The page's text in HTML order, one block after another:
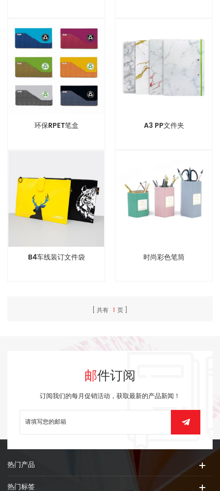
环保RPET笔盒 A3 PP文件夹
B4车线装订文件袋 时尚彩色笔筒
共有 1 页
邮件订阅
订阅我们的每月促销活动，获取最新的产品新闻！
热门产品
热门标签